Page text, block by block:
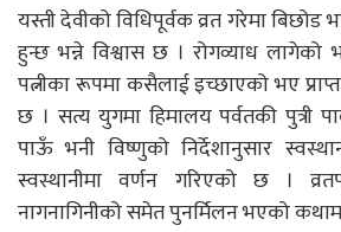
यस्ती देवीको विधिपूर्वक व्रत गरेमा बिछोड
हुन्छ भन्ने विश्वास छ । रोगव्याध
पत्नीका रूपमा कसैलाई इच्छाएको भए
छ । सत्य युगमा हिमालय पर्वतकी पुत्री
पाऊँ भनी विष्णुको निर्देशानुसार
स्वस्थानीमा वर्णन गरिएको छ ।
नागनागिनीको समेत पुनर्मिलन भएको